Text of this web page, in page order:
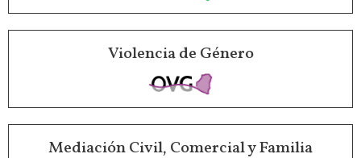
Violencia de Género
Mediación Civil, Comercial y Familia